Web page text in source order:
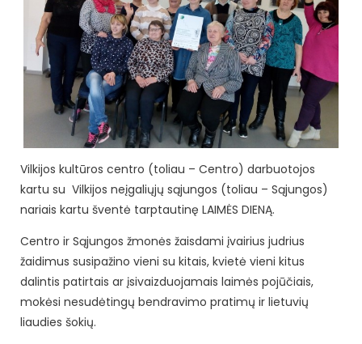
Vilkijos kultūros centro (toliau – Centro) darbuotojos
kartu su Vilkijos neįgaliųjų sąjungos (toliau – Sąjungos)
nariais kartu šventė tarptautinę LAIMĖS DIENĄ.
Centro ir Sąjungos žmonės žaisdami įvairius judrius
žaidimus susipažino vieni su kitais, kvietė vieni kitus
dalintis patirtais ar įsivaizduojamais laimės pojūčiais,
mokėsi nesudėtingų bendravimo pratimų ir lietuvių
liaudies šokių.